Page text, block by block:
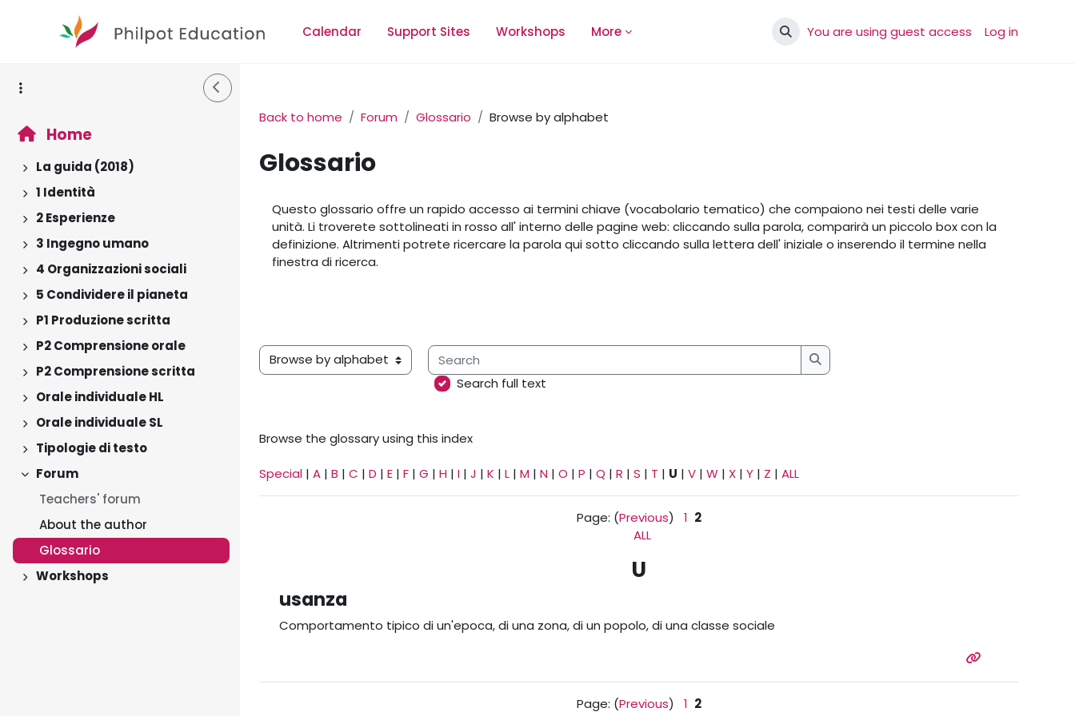
Calendar
Support Sites Workshops More Toggle search input
You are using guest access Log in
Side Drawer
Home
Expand
La guida (2018)
Expand
1 Identità
Expand
2 Esperienze
Expand
3 Ingegno umano
Expand
4 Organizzazioni sociali
Expand
5 Condividere il pianeta
Expand
P1 Produzione scritta
Expand
P2 Comprensione orale
Expand
P2 Comprensione scritta
Expand
Orale individuale HL
Expand
Orale individuale SL
Expand
Tipologie di testo
Collapse
Forum
Teachers' forum
About the author
Glossario
Expand
Workshops
Back to home Forum Glossario Browse by alphabet
Glossario
Questo glossario offre un rapido accesso ai termini chiave (vocabolario tematico) che compaiono nei testi delle varie
unità. Li troverete sottolineati in rosso all' interno delle pagine web: cliccando sulla parola, comparirà un piccolo box con la
definizione. Altrimenti potrete ricercare la parola qui sotto cliccando sulla lettera dell' iniziale o inserendo il termine nella
finestra di ricerca.
Browse the glossary using this index
Search
Search
Search full text
Browse the glossary using this index
Special | A | B | C | D | E | F | G | H | I | J | K | L | M | N | O | P | Q | R | S | T | U | V | W | X | Y | Z | ALL
Page: (Previous) 1 2
ALL
U
usanza
Comportamento tipico di un'epoca, di una zona, di un popolo, di una classe sociale
Page: (Previous) 1 2